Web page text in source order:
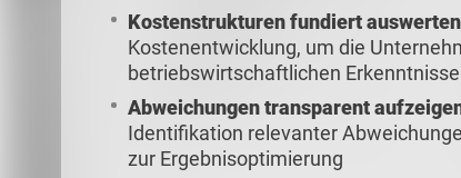
Kostenstrukturen fundiert
Kostenentwicklung, um die
betriebswirtschaftlichen
Abweichungen transparent
Identifikation relevanter
zur Ergebnisoptimierung